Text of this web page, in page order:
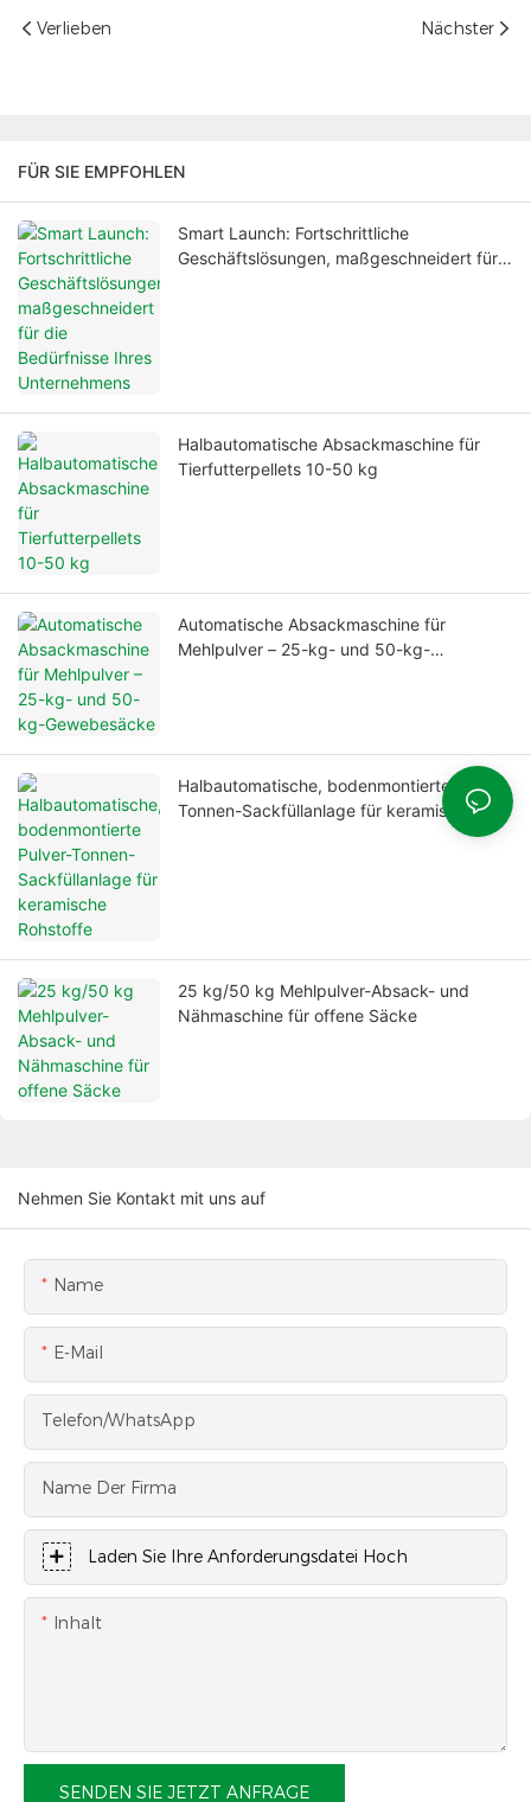
Verlieben Nächster
FÜR SIE EMPFOHLEN
Smart Launch: Fortschrittliche
Geschäftslösungen, maßgeschneidert für
Halbautomatische Absackmaschine für
Tierfutterpellets 10-50 kg
Automatische Absackmaschine für
Mehlpulver – 25-kg- und 50-kg-
Halbautomatische, bodenmontierte Pulver-
Tonnen-Sackfüllanlage für keramische
25 kg/50 kg Mehlpulver-Absack- und
Nähmaschine für offene Säcke
Nehmen Sie Kontakt mit uns auf
Name
E-Mail
Telefon/WhatsApp
Name Der Firma
Laden Sie Ihre Anforderungsdatei Hoch
Inhalt
SENDEN SIE JETZT ANFRAGE